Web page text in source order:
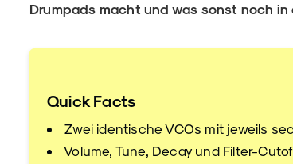
Drumpads macht und was sonst noch
Quick Facts
Zwei identische VCOs mit jeweils
Volume, Tune, Decay und Filter-